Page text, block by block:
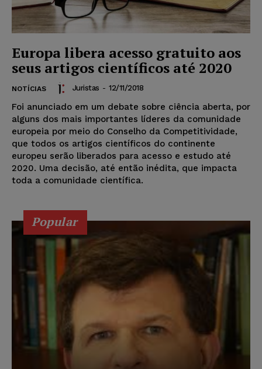
Europa libera acesso gratuito aos
seus artigos científicos até 2020
NOTÍCIAS Juristas - 12/11/2018
Foi anunciado em um debate sobre ciência aberta, por
alguns dos mais importantes líderes da comunidade
europeia por meio do Conselho da Competitividade,
que todos os artigos científicos do continente
europeu serão liberados para acesso e estudo até
2020. Uma decisão, até então inédita, que impacta
toda a comunidade científica.
Popular